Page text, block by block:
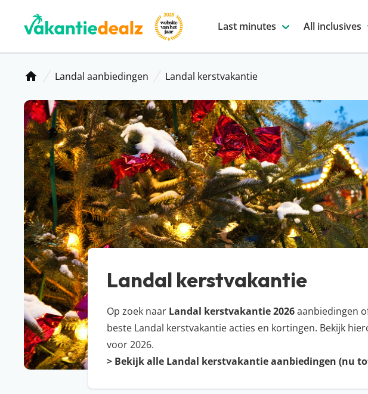
Last minutes All inclusives
Home
Landal aanbiedingen Landal kerstvakantie
Landal kerstvakantie
Op zoek naar Landal kerstvakantie 2026aanbiedingen
beste Landal kerstvakantie acties en kortingen. Bekijk
voor 2026.
> Bekijk alle Landal kerstvakantie aanbiedingen (nu